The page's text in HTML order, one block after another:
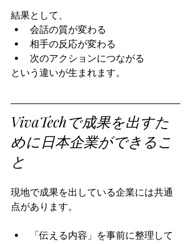
結果として、
会話の質が変わる
相手の反応が変わる
次のアクションにつながる
という違いが生まれます。
VivaTechで成果を出すた
めに日本企業ができるこ
と
現地で成果を出している企業には共通
点があります。
「伝える内容」を事前に整理して